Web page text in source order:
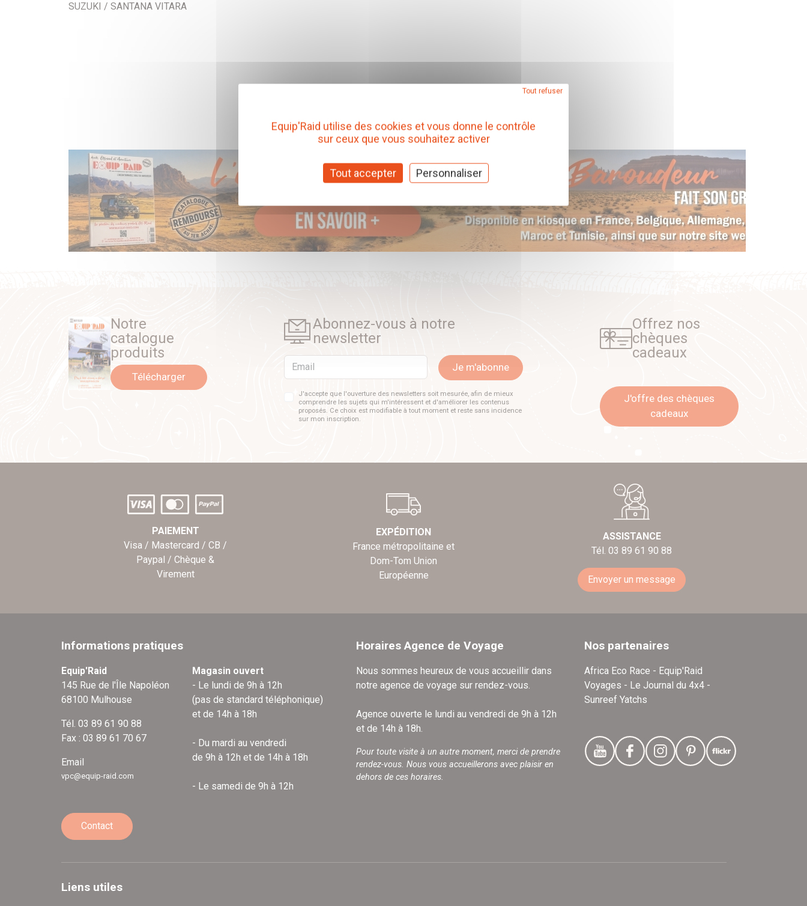
SUZUKI / SANTANA VITARA
Notre
catalogue
produits
Télécharger
Abonnez-vous à notre
newsletter
Email Je m'abonne
J'accepte que l'ouverture des newsletters soit mesurée, afin de mieux
comprendre les sujets qui m'intéressent et d'améliorer les contenus
proposés. Ce choix est modifiable à tout moment et reste sans incidence
sur mon inscription.
Offrez nos
chèques
cadeaux
J'offre des chèques
cadeaux
PAIEMENT
Visa / Mastercard / CB /
Paypal / Chèque &
Virement
EXPÉDITION
France métropolitaine et
Dom-Tom Union
Européenne
ASSISTANCE
Tél. 03 89 61 90 88
Envoyer un message
Informations pratiques
Equip'Raid
145 Rue de l'Île Napoléon
68100 Mulhouse
Tél. 03 89 61 90 88
Fax : 03 89 61 70 67
Email
vpc@equip-raid.com
Magasin ouvert
- Le lundi de 9h à 12h
(pas de standard téléphonique)
et de 14h à 18h
- Du mardi au vendredi
de 9h à 12h et de 14h à 18h
- Le samedi de 9h à 12h
Contact
Horaires Agence de Voyage
Nous sommes heureux de vous accueillir dans
notre agence de voyage sur rendez-vous.
Agence ouverte le lundi au vendredi de 9h à 12h
et de 14h à 18h.
Pour toute visite à un autre moment, merci de prendre
rendez-vous. Nous vous accueillerons avec plaisir en
dehors de ces horaires.
Nos partenaires
Africa Eco Race - Equip'Raid
Voyages - Le Journal du 4x4 -
Sunreef Yatchs
Liens utiles
Equip'Raid utilise des cookies et vous donne le contrôle
sur ceux que vous souhaitez activer
Tout accepter
Tout refuser
Personnaliser